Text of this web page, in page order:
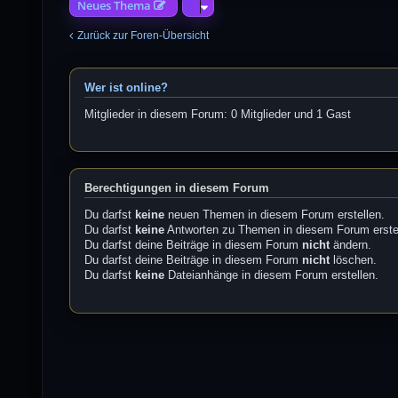
Neues Thema
Zurück zur Foren-Übersicht
Wer ist online?
Mitglieder in diesem Forum: 0 Mitglieder und 1 Gast
Berechtigungen in diesem Forum
Du darfst keine neuen Themen in diesem Forum erstellen.
Du darfst keine Antworten zu Themen in diesem Forum
Du darfst deine Beiträge in diesem Forum nichtändern.
Du darfst deine Beiträge in diesem Forum nichtlöschen.
Du darfst keine Dateianhänge in diesem Forum erstellen.